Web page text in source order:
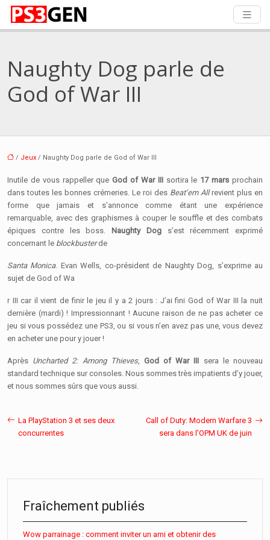
Naughty Dog parle de
God of War III
/ Jeux / Naughty Dog parle de God of War III
Inutile de vous rappeller queGod of War IIIsortira le 17 mars prochain
dans toutes les bonnes crémeries. Le roi des Beat’em Allrevient plus en
forme que jamais et s’annonce comme étant une expérience
remarquable, avec des graphismes à couper le souffle et des combats
épiques contre les boss. Naughty Dogs’est récemment exprimé
concernant le blockbusterde
Santa Monica. Evan Wells, co-président de Naughty Dog, s’exprime au
sujet de God of Wa
r III car il vient de finir le jeu il y a 2 jours : J’ai fini God of War III la nuit
dernière (mardi) ! Impressionnant ! Aucune raison de ne pas acheter ce
jeu si vous possédez une PS3, ou si vous n’en avez pas une, vous devez
en acheter une pour y jouer !
Après Uncharted 2: Among Thieves, God of War III sera le nouveau
standard technique sur consoles. Nous sommes très impatients d’y jouer,
et nous sommes sûrs que vous aussi.
La PlayStation 3 et ses deux
concurrentes
Call of Duty: Modern Warfare 3
sera dans l’OPM UK de juin
Fraîchement publiés
Wow parrainage : comment inviter un ami et obtenir des